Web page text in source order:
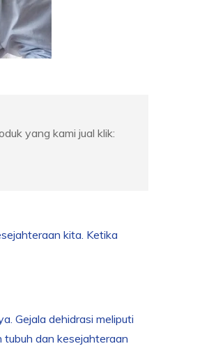
yang kami jual klik:
kita. Ketika
Gejala dehidrasi meliputi
tubuh dan kesejahteraan